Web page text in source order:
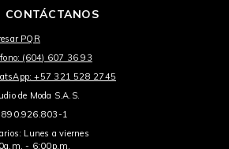
CONTÁCTANOS
PQR
(604) 607 36 93
+57 321 528 2745
de Moda S.A.S.
890.926.803-1
Lunes a viernes
- 6:00p.m.